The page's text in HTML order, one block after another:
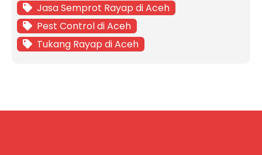
Jasa Semprot Rayap di Aceh
Pest Control di Aceh
Tukang Rayap di Aceh